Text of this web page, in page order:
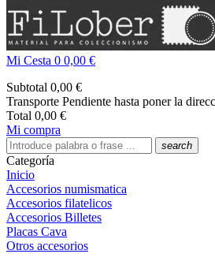
Mi Cesta 0 0,00 €
Subtotal 0,00 €
Transporte Pendiente hasta poner la
Total 0,00 €
Mi compra
search
Categoría
Inicio
Accesorios numismatica
Accesorios filatelicos
Accesorios Billetes
Placas Cava
Otros accesorios